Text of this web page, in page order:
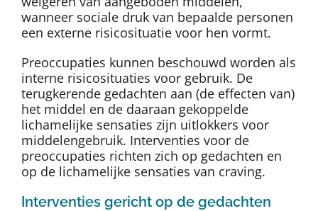
wanneer sociale druk van bepaalde personen
een externe risicosituatie voor hen vormt.
Preoccupaties kunnen beschouwd worden als
interne risicosituaties voor gebruik. De
terugkerende gedachten aan (de effecten van)
het middel en de daaraan gekoppelde
lichamelijke sensaties zijn uitlokkers voor
middelengebruik. Interventies voor de
preoccupaties richten zich op gedachten en
op de lichamelijke sensaties van craving.
Interventies gericht op de gedachten